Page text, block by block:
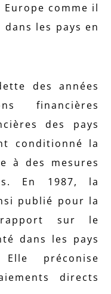
comme il
dans les pays en
des années
financières
des pays
conditionné la
à des mesures
En 1987, la
publié pour la
sur le
dans les pays
Elle préconise
directs